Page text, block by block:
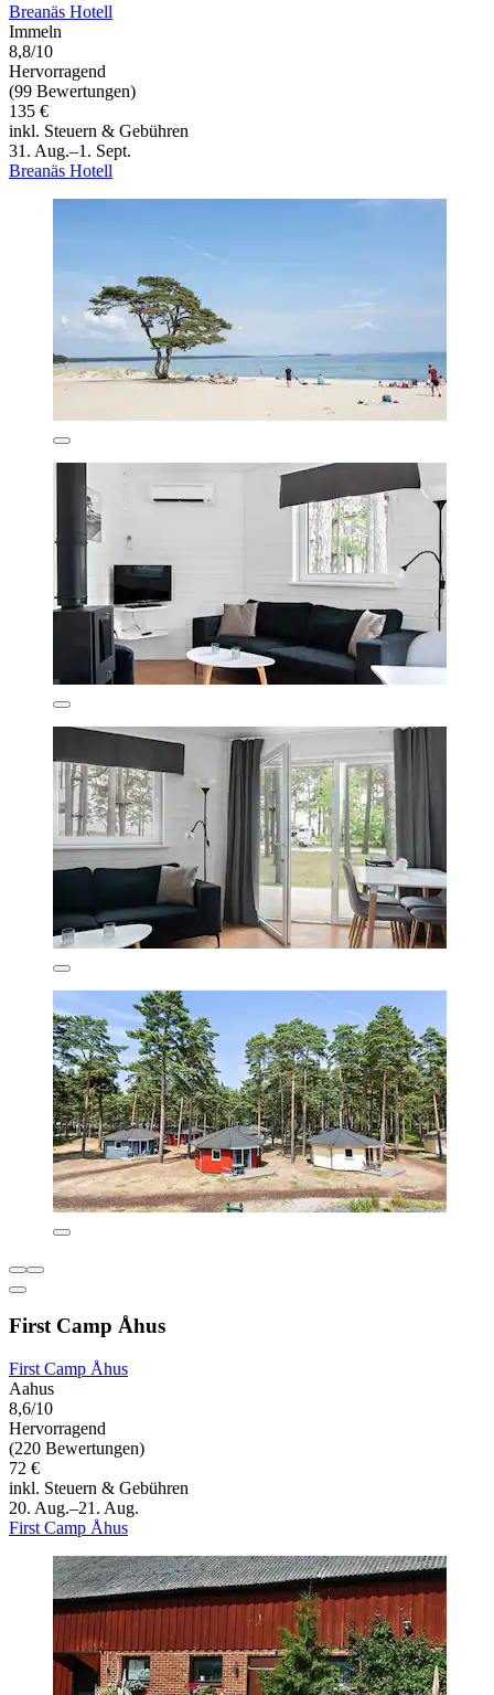
Breanäs Hotell
Immeln
8,8/10
Hervorragend
(99 Bewertungen)
135 €
inkl. Steuern & Gebühren
31. Aug.–1. Sept.
Breanäs Hotell
First Camp Åhus
First Camp Åhus
Aahus
8,6/10
Hervorragend
(220 Bewertungen)
72 €
inkl. Steuern & Gebühren
20. Aug.–21. Aug.
First Camp Åhus